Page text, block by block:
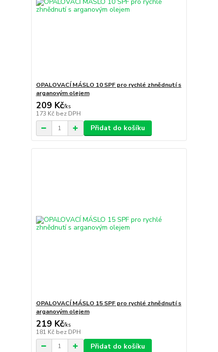
OPALOVACÍ MÁSLO 10 SPF pro rychlé zhnědnutí s
arganovým olejem
209 Kč/ks
173 Kč bez DPH
Přidat do košíku
OPALOVACÍ MÁSLO 15 SPF pro rychlé zhnědnutí s
arganovým olejem
219 Kč/ks
181 Kč bez DPH
Přidat do košíku